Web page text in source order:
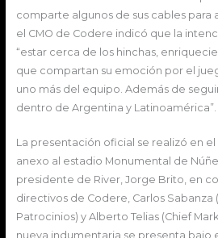
comparte algunos de sus cables para
el CMO de Codere indicó que la
“estar cerca de los hinchas,
que compartan su emoción por el
uno más del equipo. Además de
dentro de Argentina y Latinoamérica”.
La presentación oficial se realizó en el
anexo al estadio Monumental de
presidente de River, Jorge Brito, en
directivos de Codere, Carlos Sabanza
Patrocinios) y Alberto Telias (Chief
nueva indumentaria se presenta bajo